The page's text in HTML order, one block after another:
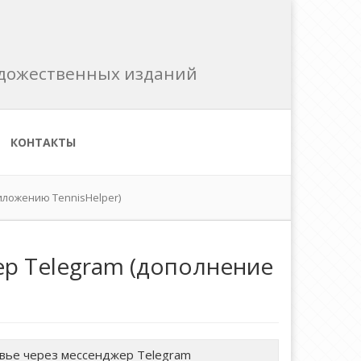
изданий
КОНТАКТЫ
TennisHelper)
Telegram (дополнение
через мессенджер Telegram